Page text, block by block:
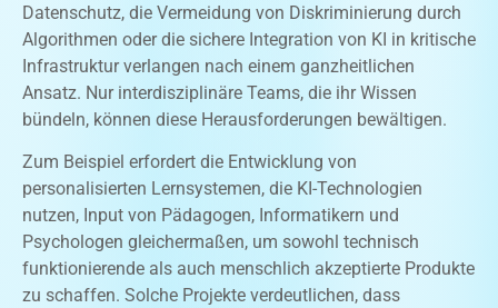
Datenschutz, die Vermeidung von Diskriminierung durch
Algorithmen oder die sichere Integration von KI in kritische
Infrastruktur verlangen nach einem ganzheitlichen
Ansatz. Nur interdisziplinäre Teams, die ihr Wissen
bündeln, können diese Herausforderungen bewältigen.
Zum Beispiel erfordert die Entwicklung von
personalisierten Lernsystemen, die KI-Technologien
nutzen, Input von Pädagogen, Informatikern und
Psychologen gleichermaßen, um sowohl technisch
funktionierende als auch menschlich akzeptierte Produkte
zu schaffen. Solche Projekte verdeutlichen, dass